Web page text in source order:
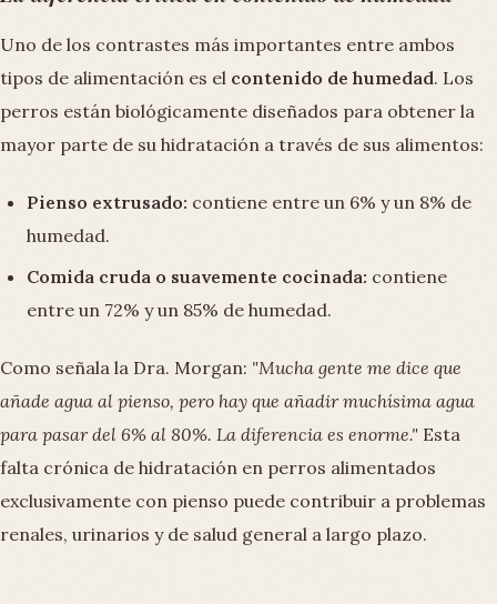
Uno de los contrastes más importantes entre ambos
tipos de alimentación es el contenido de humedad. Los
perros están biológicamente diseñados para obtener la
mayor parte de su hidratación a través de sus alimentos:
Pienso extrusado: contiene entre un 6% y un 8% de
humedad.
Comida cruda o suavemente cocinada: contiene
entre un 72% y un 85% de humedad.
Como señala la Dra. Morgan: "Mucha gente me dice que
añade agua al pienso, pero hay que añadir muchísima agua
para pasar del 6% al 80%. La diferencia es enorme." Esta
falta crónica de hidratación en perros alimentados
exclusivamente con pienso puede contribuir a problemas
renales, urinarios y de salud general a largo plazo.